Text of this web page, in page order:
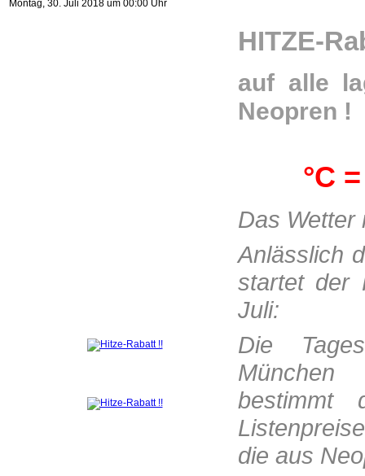
Montag, 30. Juli 2018 um 00:00 Uhr
HITZE-
auf alle
Neopren !
°C =
Das Wetter
Anlässlich
startet der
Juli:
Die
bestimmt
die aus